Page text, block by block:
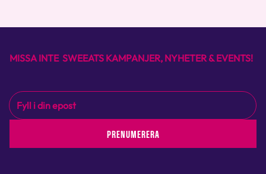
MISSA INTE SWEEATS KAMPANJER, NYHETER & EVENTS!
PRENUMERERA